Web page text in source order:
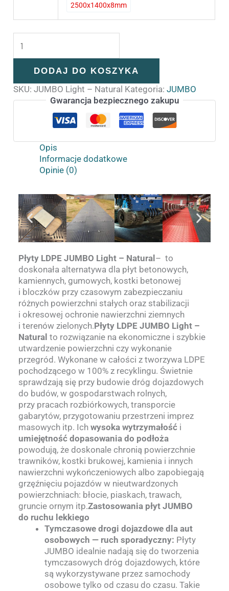
2500x1400x8mm2500x1400x8mm
DODAJ DO KOSZYKA
SKU:JUMBO Light – Natural Kategoria:JUMBO
Gwarancja bezpiecznego zakupu
Opis
Informacje dodatkowe
Opinie (0)
Płyty LDPE JUMBO Light – Natural– to
doskonała alternatywa dla płyt betonowych,
kamiennych, gumowych, kostki betonowej
i bloczków przy czasowym zabezpieczaniu
różnych powierzchni stałych oraz stabilizacji
i okresowej ochronie nawierzchni ziemnych
i terenów zielonych.Płyty LDPE JUMBO Light –
Naturalto rozwiązanie na ekonomiczne i szybkie
utwardzenie powierzchni czy wykonanie
przegród. Wykonane w całości z tworzywa LDPE
pochodzącego w 100% z recyklingu. Świetnie
sprawdzają się przy budowie dróg dojazdowych
do budów, w gospodarstwach rolnych,
przy pracach rozbiórkowych, transporcie
gabarytów, przygotowaniu przestrzeni imprez
masowych itp. Ichwysoka wytrzymałość i
umiejętność dopasowania do podłoża
powodują, że doskonale chronią powierzchnie
trawników, kostki brukowej, kamienia i innych
nawierzchni wykończeniowych albo zapobiegają
grzęźnięciu pojazdów w nieutwardzonych
powierzchniach: błocie, piaskach, trawach,
gruncie ornym itp.Zastosowania płyt JUMBO
do ruchu lekkiego
Tymczasowe drogi dojazdowe dla aut
osobowych — ruch sporadyczny: Płyty
JUMBO idealnie nadają się do tworzenia
tymczasowych dróg dojazdowych, które
są wykorzystywane przez samochody
osobowe tylko od czasu do czasu. Takie